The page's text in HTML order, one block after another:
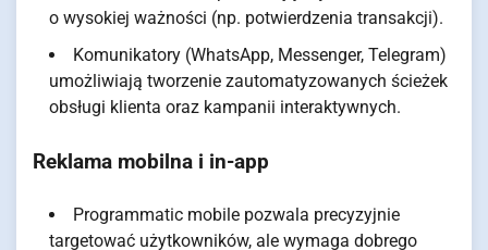
o wysokiej ważności (np. potwierdzenia transakcji).
Komunikatory (WhatsApp, Messenger, Telegram)
umożliwiają tworzenie zautomatyzowanych ścieżek
obsługi klienta oraz kampanii interaktywnych.
Reklama mobilna i in-app
Programmatic mobile pozwala precyzyjnie
targetować użytkowników, ale wymaga dobrego